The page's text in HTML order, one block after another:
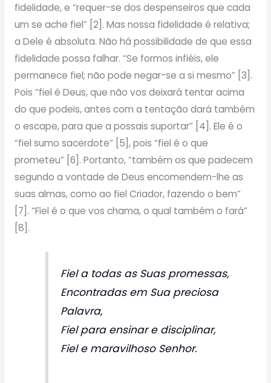
fidelidade, e “requer-se dos despenseiros que cada
um se ache fiel” [2]. Mas nossa fidelidade é relativa;
a Dele é absoluta. Não há possibilidade de que essa
fidelidade possa falhar. “Se formos infiéis, ele
permanece fiel; não pode negar-se a si mesmo” [3].
Pois “fiel é Deus, que não vos deixará tentar acima
do que podeis, antes com a tentação dará também
o escape, para que a possais suportar” [4]. Ele é o
“fiel sumo sacerdote” [5], pois “fiel é o que
prometeu” [6]. Portanto, “também os que padecem
segundo a vontade de Deus encomendem-lhe as
suas almas, como ao fiel Criador, fazendo o bem”
[7]. “Fiel é o que vos chama, o qual também o fará”
[8].
Fiel a todas as Suas promessas,
Encontradas em Sua preciosa
Palavra,
Fiel para ensinar e disciplinar,
Fiel e maravilhoso Senhor.